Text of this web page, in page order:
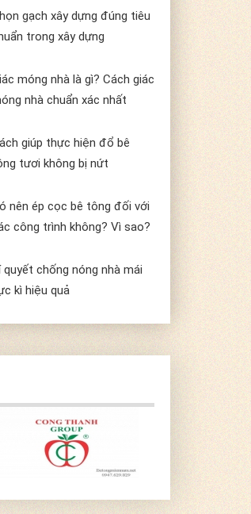
gạch xây dựng đúng tiêu
trong xây dựng
móng nhà là gì? Cách giác
nhà chuẩn xác nhất
giúp thực hiện đổ bê
tươi không bị nứt
nên ép cọc bê tông đối với
công trình không? Vì sao?
quyết chống nóng nhà mái
kì hiệu quả